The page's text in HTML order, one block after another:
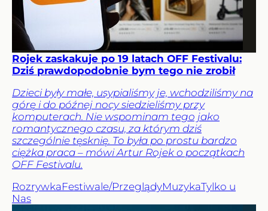
Rojek zaskakuje po 19 latach OFF Festivalu:
Dziś prawdopodobnie bym tego nie zrobił
Dzieci były małe, usypialiśmy je, wchodziliśmy na
górę i do późnej nocy siedzieliśmy przy
komputerach. Nie wspominam tego jako
romantycznego czasu, za którym dziś
szczególnie tęsknię. To była po prostu bardzo
ciężka praca – mówi Artur Rojek o początkach
OFF Festivalu.
RozrywkaFestiwale/PrzeglądyMuzykaTylko u
Nas